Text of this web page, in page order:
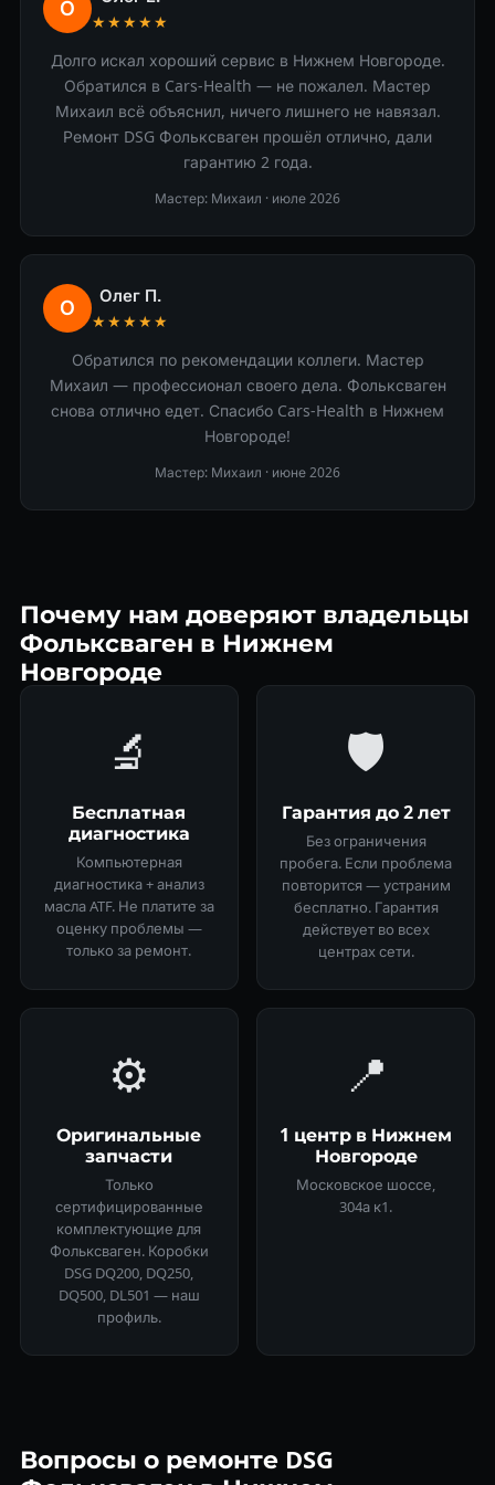
О
★★★★★
Долго искал хороший сервис в Нижнем Новгороде.
Обратился в Cars-Health — не пожалел. Мастер
Михаил всё объяснил, ничего лишнего не навязал.
Ремонт DSG Фольксваген прошёл отлично, дали
гарантию 2 года.
Мастер: Михаил · июле 2026
О Олег П.
★★★★★
Обратился по рекомендации коллеги. Мастер
Михаил — профессионал своего дела. Фольксваген
снова отлично едет. Спасибо Cars-Health в Нижнем
Новгороде!
Мастер: Михаил · июне 2026
Почему нам доверяют владельцы
Фольксваген в Нижнем
Новгороде
🔬
Бесплатная
диагностика
Компьютерная
диагностика + анализ
масла ATF. Не платите за
оценку проблемы —
только за ремонт.
🛡
Гарантия до 2 лет
Без ограничения
пробега. Если проблема
повторится — устраним
бесплатно. Гарантия
действует во всех
центрах сети.
⚙️
Оригинальные
запчасти
Только
сертифицированные
комплектующие для
Фольксваген. Коробки
DSG DQ200, DQ250,
DQ500, DL501 — наш
профиль.
📍
1 центр в Нижнем
Новгороде
Московское шоссе,
304а к1.
Вопросы о ремонте DSG